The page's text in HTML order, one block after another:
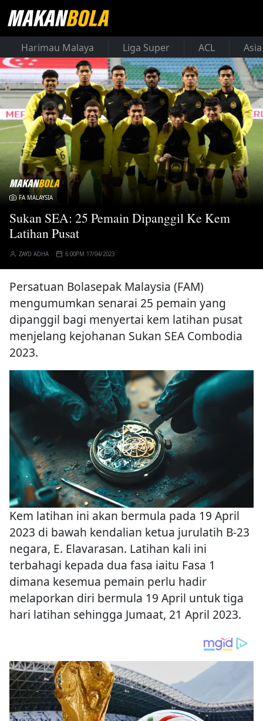
Harimau Malaya Liga Super ACL
FA MALAYSIA
Sukan SEA: 25 Pemain Dipanggil Ke Kem
Latihan Pusat
ZAYD ADHA 6:00PM 17/04/2023
Persatuan Bolasepak Malaysia (FAM)
mengumumkan senarai 25 pemain yang
dipanggil bagi menyertai kem latihan pusat
menjelang kejohanan Sukan SEA Combodia
2023.
Kem latihan ini akan bermula pada 19 April
2023 di bawah kendalian ketua jurulatih B-23
negara, E. Elavarasan. Latihan kali ini
terbahagi kepada dua fasa iaitu Fasa 1
dimana kesemua pemain perlu hadir
melaporkan diri bermula 19 April untuk tiga
hari latihan sehingga Jumaat, 21 April 2023.